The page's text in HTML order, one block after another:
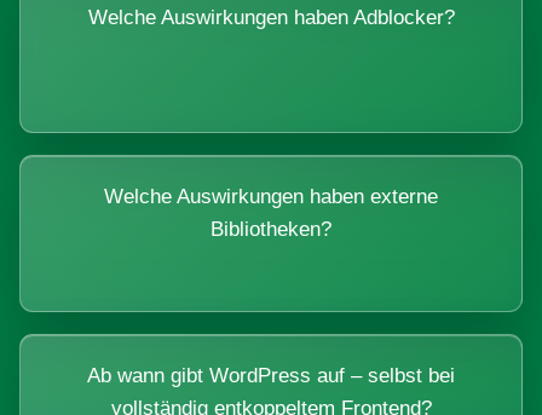
Welche Auswirkungen haben Adblocker?
Welche Auswirkungen haben externe
Bibliotheken?
Ab wann gibt WordPress auf – selbst bei
vollständig entkoppeltem Frontend?